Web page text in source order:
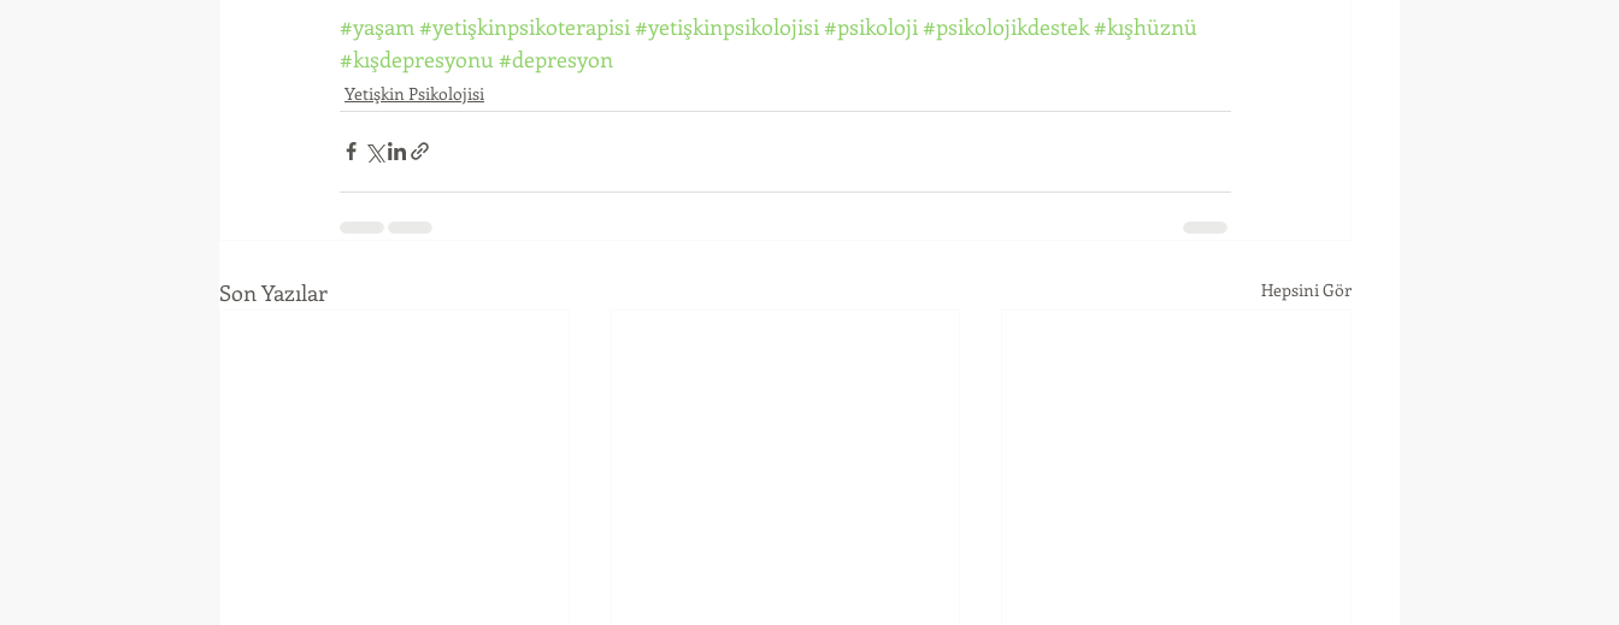
#yaşam #yetişkinpsikoterapisi #yetişkinpsikolojisi #psikoloji #psikolojikdestek#kışhüznü
#kışdepresyonu #depresyon
Yetişkin Psikolojisi
Son Yazılar Hepsini Gör